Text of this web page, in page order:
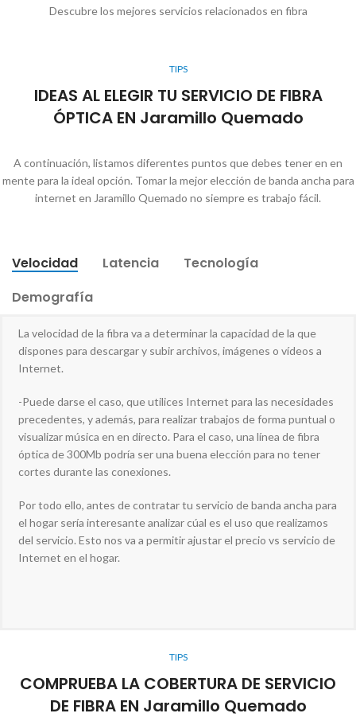
Descubre los mejores servicios relacionados en fibra
TIPS
IDEAS AL ELEGIR TU SERVICIO DE FIBRA
ÓPTICA EN Jaramillo Quemado
A continuación, listamos diferentes puntos que debes tener en en
mente para la ideal opción. Tomar la mejor elección de banda ancha para
internet en Jaramillo Quemado no siempre es trabajo fácil.
Velocidad Latencia
Tecnología
Demografía
La velocidad de la fibra va a determinar la capacidad de la que
dispones para descargar y subir archivos, imágenes o vídeos a
Internet.
-Puede darse el caso, que utilices Internet para las necesidades
precedentes, y además, para realizar trabajos de forma puntual o
visualizar música en en directo. Para el caso, una línea de fibra
óptica de 300Mb podría ser una buena elección para no tener
cortes durante las conexiones.
Por todo ello, antes de contratar tu servicio de banda ancha para
el hogar sería interesante analizar cúal es el uso que realizamos
del servicio. Esto nos va a permitir ajustar el precio vs servicio de
Internet en el hogar.
TIPS
COMPRUEBA LA COBERTURA DE SERVICIO
DE FIBRA EN Jaramillo Quemado